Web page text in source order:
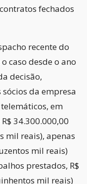
fechados
recente do
caso desde o ano
decisão,
da empresa
em
34.300.000,00
mil reais), apenas
mil reais)
prestados, R$
mil reais)